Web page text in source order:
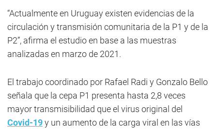
“Actualmente en Uruguay existen evidencias de la
circulación y transmisión comunitaria de la P1 y de la
P2”, afirma el estudio en base a las muestras
analizadas en marzo de 2021.
El trabajo coordinado por Rafael Radi y Gonzalo Bello
señala que la cepa P1 presenta hasta 2,8 veces
mayor transmisibilidad que el virus original del
Covid-19y un aumento de la carga viral en las vías